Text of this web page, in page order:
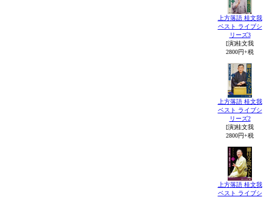
上方落語 桂文我
ベスト ライブシ
リーズ3
[演]桂文我
2800円+税
上方落語 桂文我
ベスト ライブシ
リーズ2
[演]桂文我
2800円+税
上方落語 桂文我
ベスト ライブシ